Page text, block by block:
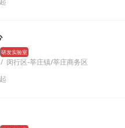
研发实验室
闵行区-莘庄镇/莘庄商务区